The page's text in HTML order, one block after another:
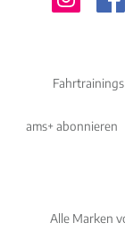
Fahrtrainings
ams+ abonnieren
Alle Marken